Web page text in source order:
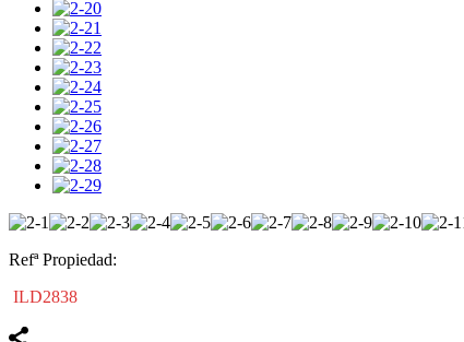
Refª Propiedad:
ILD2838